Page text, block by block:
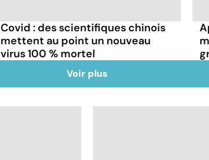
Covid : des scientifiques chinois
mettent au point un nouveau
virus 100 % mortel
Voir plus